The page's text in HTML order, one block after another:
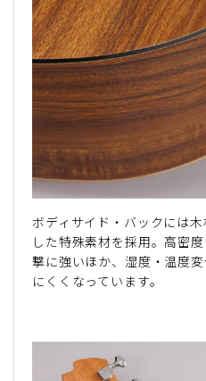
ボディサイド・バックには
した特殊素材を採用。高密
撃に強いほか、湿度・温度
にくくなっています。